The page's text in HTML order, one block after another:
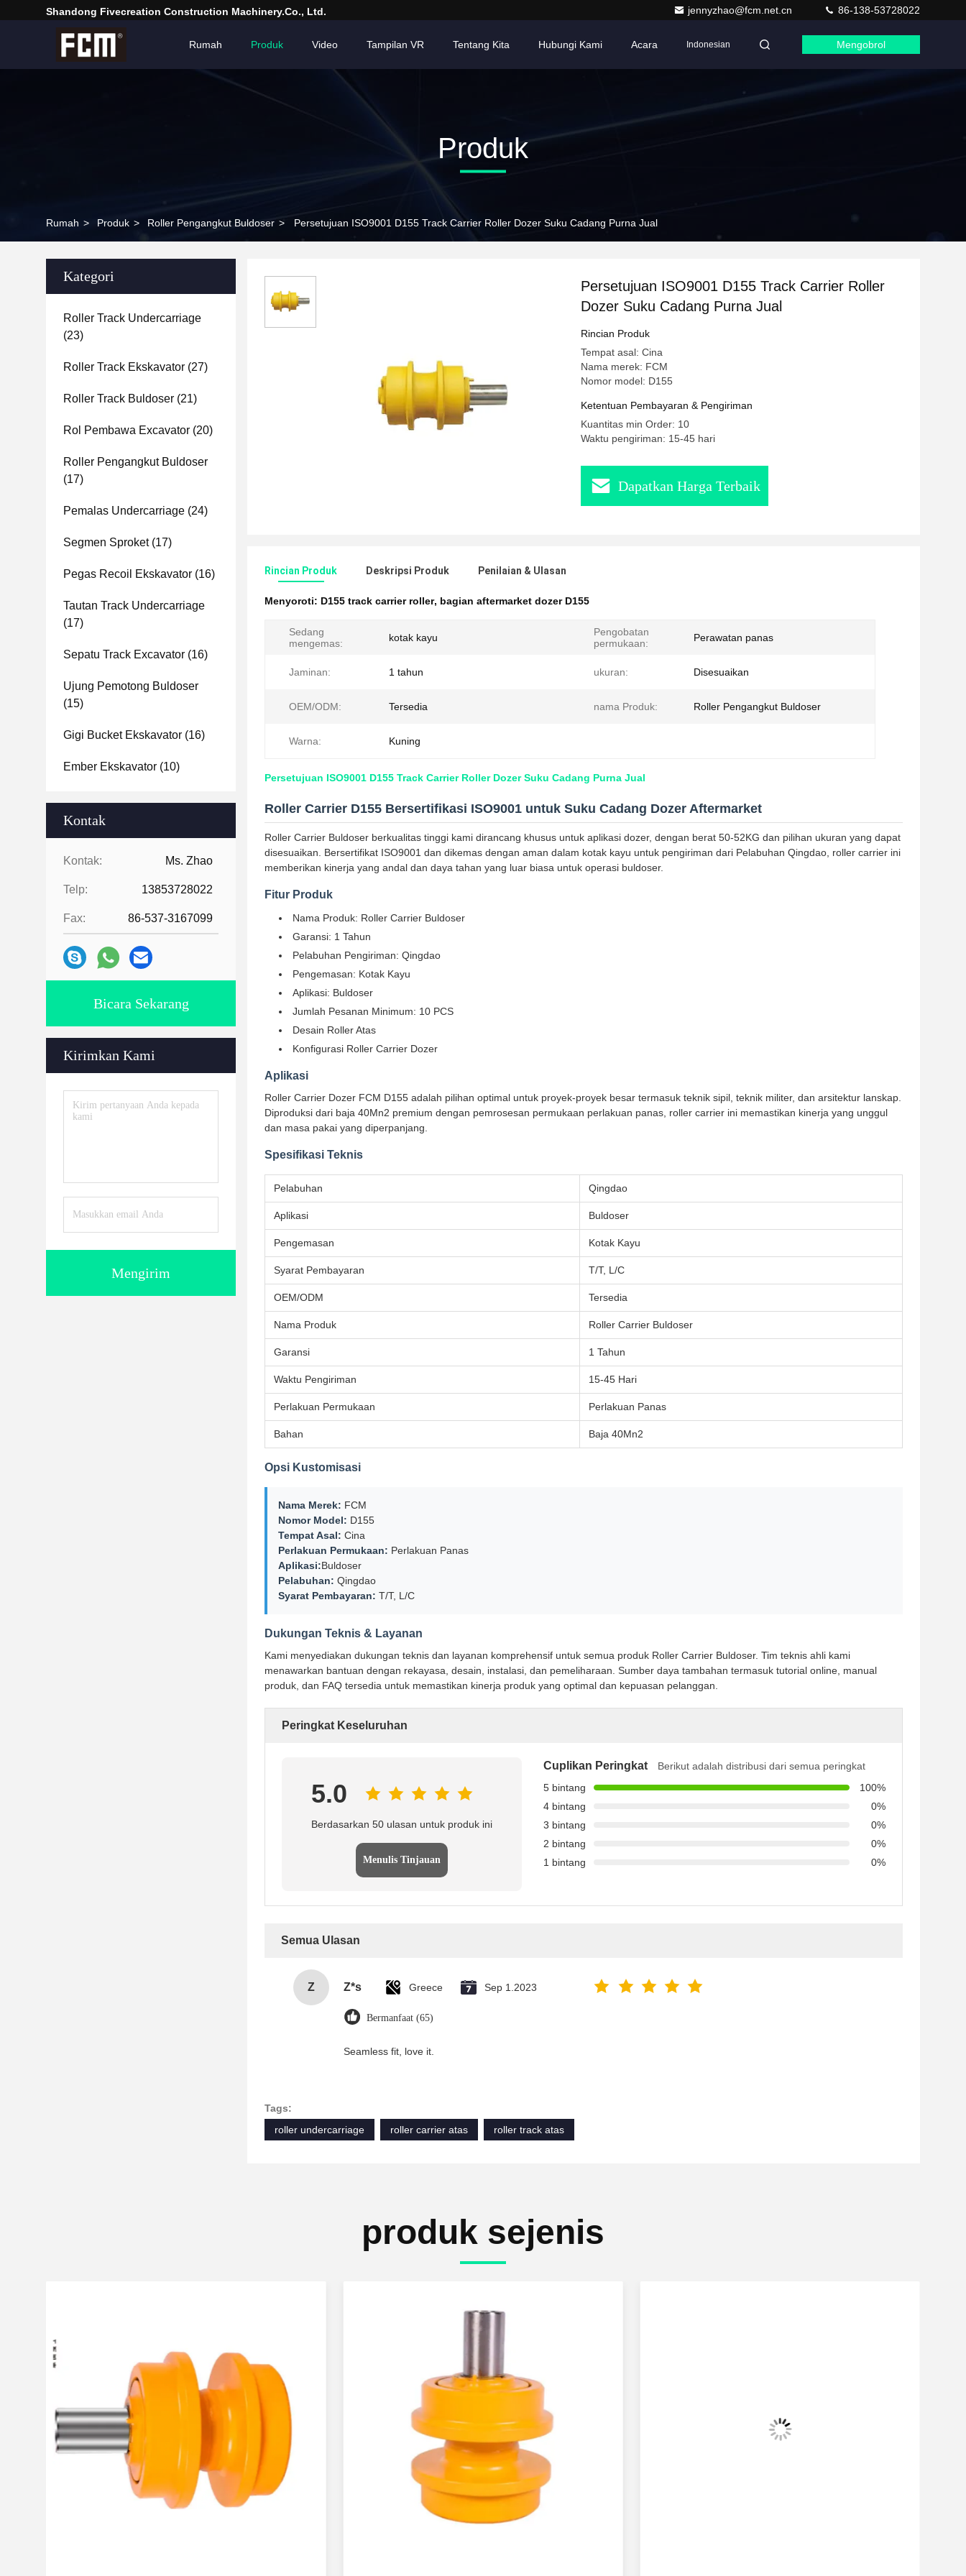
Shandong Fivecreation Construction Machinery.Co., Ltd. jennyzhao@fcm.net.cn 86-138-53728022
Rumah Produk Video Tampilan VR Tentang Kita Hubungi Kami Acara Indonesian Mengobrol
Produk
Rumah > Produk > Roller Pengangkut Buldoser > Persetujuan ISO9001 D155 Track Carrier Roller Dozer Suku Cadang Purna Jual
Kategori
Roller Track Undercarriage
(23)
Roller Track Ekskavator (27)
Roller Track Buldoser (21)
Rol Pembawa Excavator (20)
Roller Pengangkut Buldoser
(17)
Pemalas Undercarriage (24)
Segmen Sproket(17)
Pegas Recoil Ekskavator (16)
Tautan Track Undercarriage
(17)
Sepatu Track Excavator (16)
Ujung Pemotong Buldoser
(15)
Gigi Bucket Ekskavator (16)
Ember Ekskavator (10)
Kontak
Kontak: Ms. Zhao
Telp: 13853728022
Fax: 86-537-3167099
Bicara Sekarang
Kirimkan Kami
Mengirim
Persetujuan ISO9001 D155 Track Carrier Roller
Dozer Suku Cadang Purna Jual
Rincian Produk
Tempat asal: Cina
Nama merek: FCM
Nomor model: D155
Ketentuan Pembayaran & Pengiriman
Kuantitas min Order: 10
Waktu pengiriman: 15-45 hari
Dapatkan Harga Terbaik
Rincian Produk Deskripsi Produk Penilaian & Ulasan
Menyoroti: D155 track carrier roller, bagian aftermarket dozer D155
Sedang
mengemas:
kotak kayu
Pengobatan
permukaan:
Perawatan panas
Jaminan: 1 tahun ukuran: Disesuaikan
OEM/ODM: Tersedia nama Produk: Roller Pengangkut Buldoser
Warna: Kuning
Persetujuan ISO9001 D155 Track Carrier Roller Dozer Suku Cadang Purna Jual
Roller Carrier D155 Bersertifikasi ISO9001 untuk Suku Cadang Dozer Aftermarket
Roller Carrier Buldoser berkualitas tinggi kami dirancang khusus untuk aplikasi dozer, dengan berat 50-52KG dan pilihan ukuran yang dapat
disesuaikan. Bersertifikat ISO9001 dan dikemas dengan aman dalam kotak kayu untuk pengiriman dari Pelabuhan Qingdao, roller carrier ini
memberikan kinerja yang andal dan daya tahan yang luar biasa untuk operasi buldoser.
Fitur Produk
Nama Produk: Roller Carrier Buldoser
Garansi: 1 Tahun
Pelabuhan Pengiriman: Qingdao
Pengemasan: Kotak Kayu
Aplikasi: Buldoser
Jumlah Pesanan Minimum: 10 PCS
Desain Roller Atas
Konfigurasi Roller Carrier Dozer
Aplikasi
Roller Carrier Dozer FCM D155 adalah pilihan optimal untuk proyek-proyek besar termasuk teknik sipil, teknik militer, dan arsitektur lanskap.
Diproduksi dari baja 40Mn2 premium dengan pemrosesan permukaan perlakuan panas, roller carrier ini memastikan kinerja yang unggul
dan masa pakai yang diperpanjang.
Spesifikasi Teknis
Pelabuhan Qingdao
Aplikasi Buldoser
Pengemasan Kotak Kayu
Syarat Pembayaran T/T, L/C
OEM/ODM Tersedia
Nama Produk Roller Carrier Buldoser
Garansi 1 Tahun
Waktu Pengiriman 15-45 Hari
Perlakuan Permukaan Perlakuan Panas
Bahan Baja 40Mn2
Opsi Kustomisasi
Nama Merek: FCM
Nomor Model: D155
Tempat Asal: Cina
Perlakuan Permukaan: Perlakuan Panas
Aplikasi:Buldoser
Pelabuhan: Qingdao
Syarat Pembayaran: T/T, L/C
Dukungan Teknis & Layanan
Kami menyediakan dukungan teknis dan layanan komprehensif untuk semua produk Roller Carrier Buldoser. Tim teknis ahli kami
menawarkan bantuan dengan rekayasa, desain, instalasi, dan pemeliharaan. Sumber daya tambahan termasuk tutorial online, manual
produk, dan FAQ tersedia untuk memastikan kinerja produk yang optimal dan kepuasan pelanggan.
Peringkat Keseluruhan
5.0
Berdasarkan 50 ulasan untuk produk ini
Menulis Tinjauan
Cuplikan Peringkat
Berikut adalah distribusi dari semua peringkat
5 bintang
100%
4 bintang
0%
3 bintang
0%
2 bintang
0%
1 bintang
0%
Semua Ulasan
Z Z*s Greece Sep 1.2023
Bermanfaat (65)
Seamless fit, love it.
Tags:
roller undercarriage
roller carrier atas roller track atas
produk sejenis